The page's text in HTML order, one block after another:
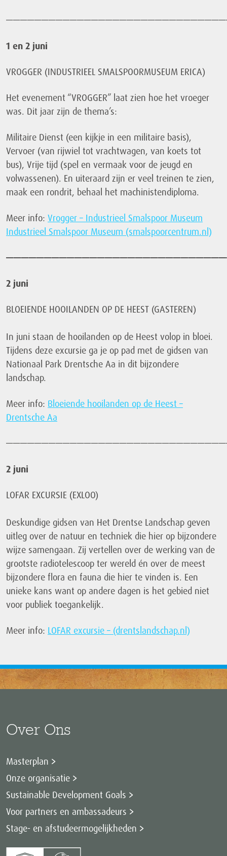
1 en 2 juni
VROGGER (INDUSTRIEEL SMALSPOORMUSEUM ERICA)
Het evenement “VROGGER” laat zien hoe het vroeger
was. Dit jaar zijn de thema’s:
Militaire Dienst (een kijkje in een militaire basis),
Vervoer (van rijwiel tot vrachtwagen, van koets tot
bus), Vrije tijd (spel en vermaak voor de jeugd en
volwassenen). En uiteraard zijn er veel treinen te zien,
maak een rondrit, behaal het machinistendiploma.
Meer info: Vrogger – Industrieel Smalspoor Museum
Industrieel Smalspoor Museum (smalspoorcentrum.nl)
2 juni
BLOEIENDE HOOILANDEN OP DE HEEST (GASTEREN)
In juni staan de hooilanden op de Heest volop in bloei.
Tijdens deze excursie ga je op pad met de gidsen van
Nationaal Park Drentsche Aa in dit bijzondere
landschap.
Meer info: Bloeiende hooilanden op de Heest –
Drentsche Aa
2 juni
LOFAR EXCURSIE (EXLOO)
Deskundige gidsen van Het Drentse Landschap geven
uitleg over de natuur en techniek die hier op bijzondere
wijze samengaan. Zij vertellen over de werking van de
grootste radiotelescoop ter wereld én over de meest
bijzondere flora en fauna die hier te vinden is. Een
unieke kans want op andere dagen is het gebied niet
voor publiek toegankelijk.
Meer info: LOFAR excursie – (drentslandschap.nl)
Over Ons
Masterplan
Onze organisatie
Sustainable Development Goals
Voor partners en ambassadeurs
Stage- en afstudeermogelijkheden